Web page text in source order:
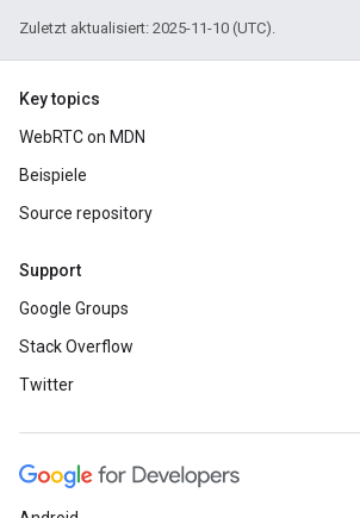
Zuletzt aktualisiert: 2025-11-10 (UTC).
Key topics
WebRTC on MDN
Beispiele
Source repository
Support
Google Groups
Stack Overflow
Twitter